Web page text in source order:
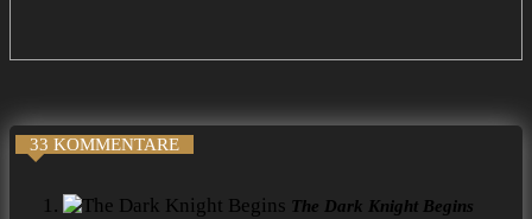
33 KOMMENTARE
The Dark Knight Begins